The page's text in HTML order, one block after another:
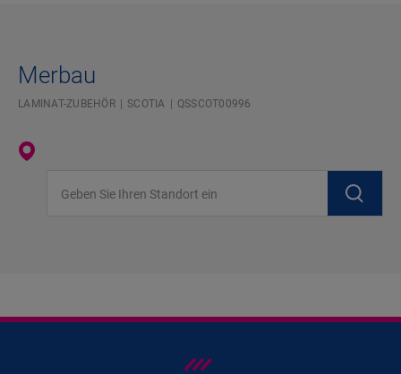
Merbau
LAMINAT-ZUBEHÖR SCOTIA QSSCOT00996